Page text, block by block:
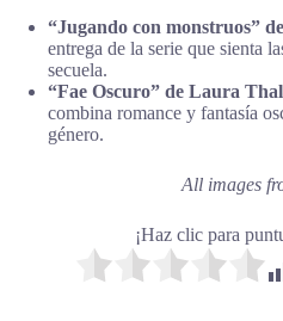
“Jugando con monstruos”
entrega de la serie que sienta
secuela.
“Fae Oscuro” de Laura
combina romance y fantasía
género.
All images
¡Haz clic para